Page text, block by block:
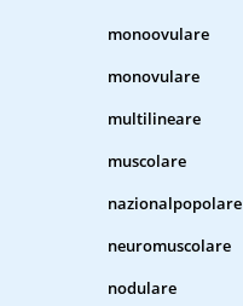
monoovulare
monovulare
multilineare
muscolare
nazionalpopolare
neuromuscolare
nodulare